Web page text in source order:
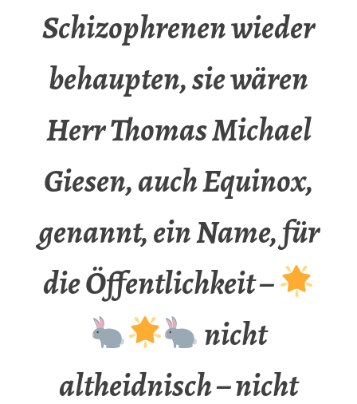
Schizophrenen wieder
behaupten, sie wären
Herr Thomas Michael
Giesen, auch Equinox,
genannt, ein Name, für
die Öffentlichkeit –
nicht
altheidnisch – nicht